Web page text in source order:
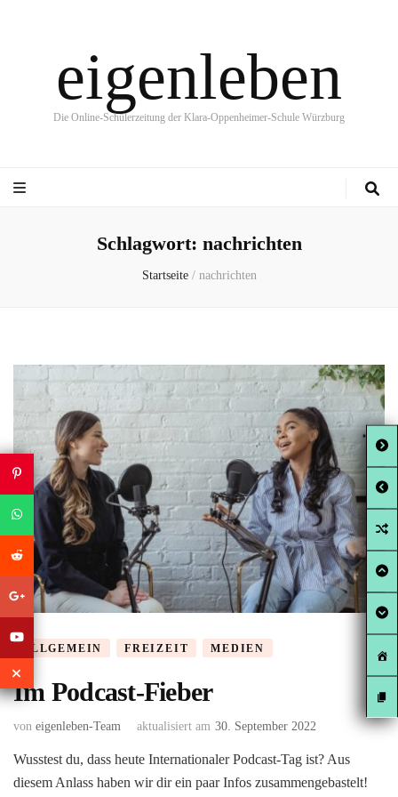
eigenleben
Die Online-Schülerzeitung der Klara-Oppenheimer-Schule Würzburg
Schlagwort: nachrichten
Startseite / nachrichten
ALLGEMEIN FREIZEIT MEDIEN
Im Podcast-Fieber
von eigenleben-Team aktualisiert am 30. September 2022
Wusstest du, dass heute Internationaler Podcast-Tag ist? Aus
diesem Anlass haben wir dir ein paar Infos zusammengebastelt!